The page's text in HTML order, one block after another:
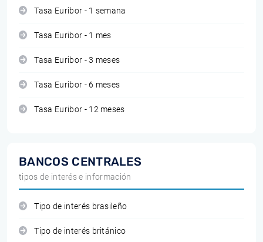
Tasa Euribor - 1 semana
Tasa Euribor - 1 mes
Tasa Euribor - 3 meses
Tasa Euribor - 6 meses
Tasa Euribor - 12 meses
BANCOS CENTRALES
tipos de interés e información
Tipo de interés brasileño
Tipo de interés británico